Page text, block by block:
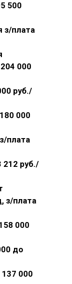
500
з/плата
000
руб./
000
плата
212 руб./
з/плата
000
до
000